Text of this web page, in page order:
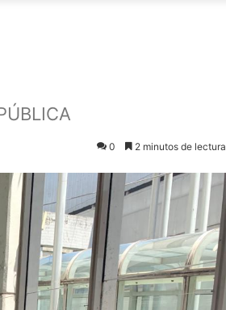
0 2 minutos de lectura